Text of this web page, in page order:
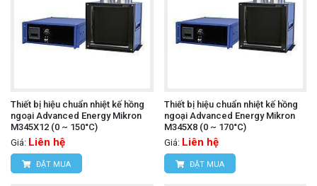
Thiết bị hiệu chuẩn nhiệt kế hồng
ngoại Advanced Energy Mikron
M345X12 (0 ~ 150°C)
Giá: Liên hệ
ĐẶT MUA
Thiết bị hiệu chuẩn nhiệt kế hồng
ngoại Advanced Energy Mikron
M345X8 (0 ~ 170°C)
Giá: Liên hệ
ĐẶT MUA